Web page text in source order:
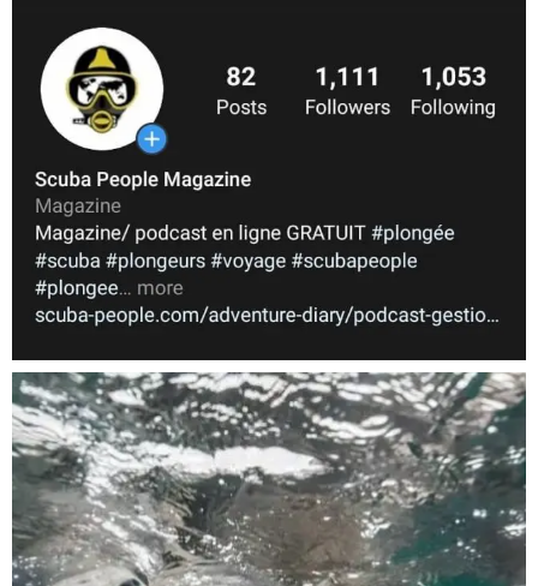
Nov 5
scuba_people_magazine